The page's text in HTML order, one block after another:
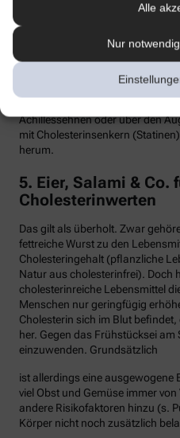
Alle
Nur
bis zur Menopause durch
sind es rund 30 Prozent bis zum
Hypercholesterinämie kommt
vor. Sind in der Familie Fälle
Bypass-Operationen bekannt,
dringend überprüfen lassen.
Achillessehnen oder über den
mit Cholesterinsenkern
herum.
5. Eier, Salami & Co.
Cholesterinwerten
Das gilt als überholt. Zwar
fettreiche Wurst zu den
Cholesteringehalt (pflanzliche
Natur aus cholesterinfrei). Doch
cholesterinreiche Lebensmittel
Menschen nur geringfügig
Cholesterin sich im Blut
her. Gegen das Frühstücksei
einzuwenden. Grundsätzlich
ist allerdings eine ausgewogene
viel Obst und Gemüse immer
andere Risikofaktoren hinzu (s.
Körper nicht noch zusätzlich